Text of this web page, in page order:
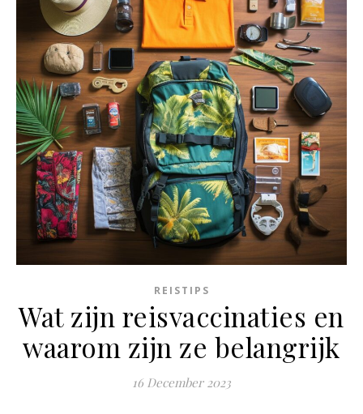
REISTIPS
Wat zijn reisvaccinaties en
waarom zijn ze belangrijk
16 December 2023